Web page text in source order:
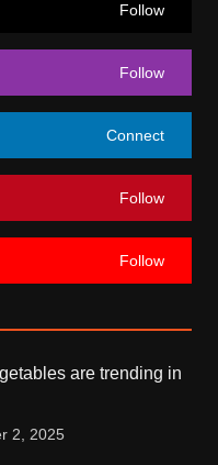
Follow
Follow
Connect
Follow
Follow
are trending in
2, 2025